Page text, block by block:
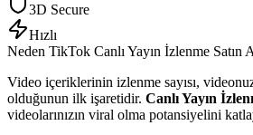
3D Secure
Hızlı
Neden TikTok Canlı Yayın İzlenme Satın
Video içeriklerinin izlenme sayısı,
olduğunun ilk işaretidir. Canlı Yayın
videolarınızın viral olma potansiyelini